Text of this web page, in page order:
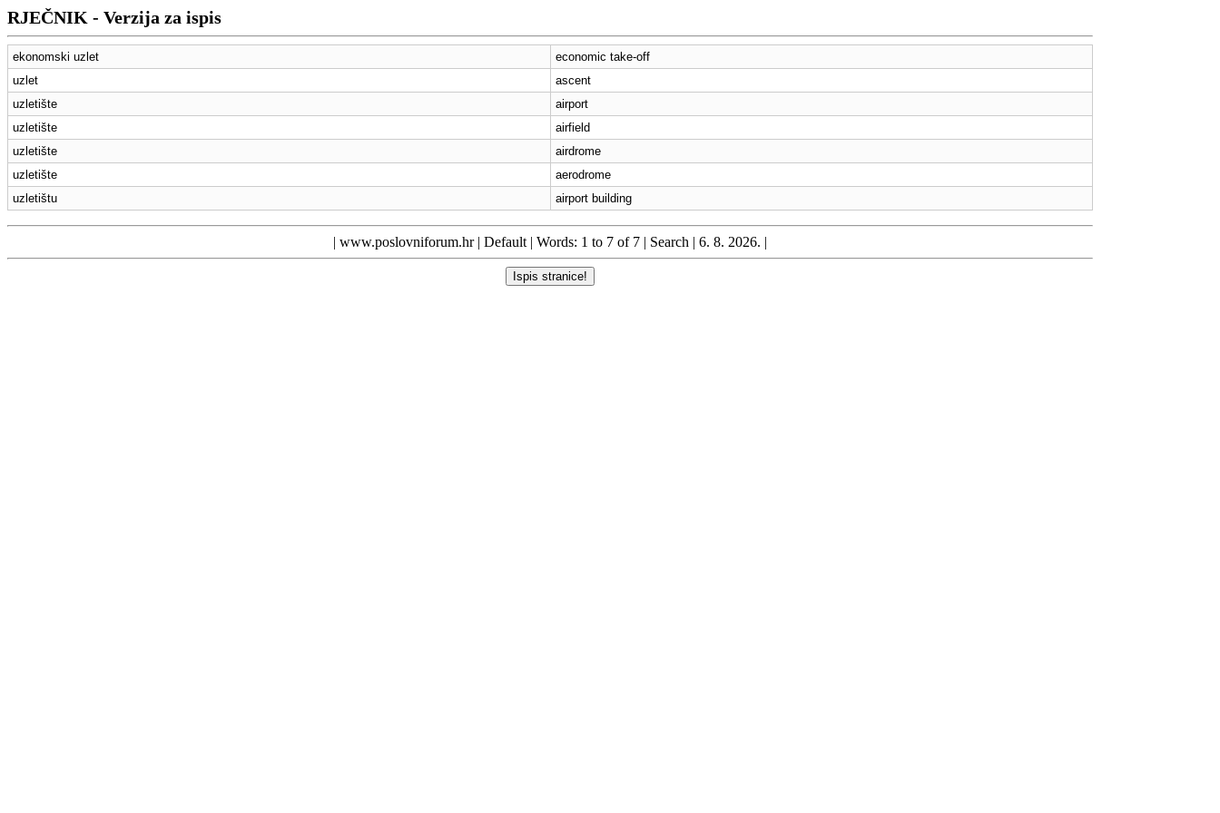
RJEČNIK - Verzija za ispis
ekonomski uzlet
economic take-off
uzlet
ascent
uzletište
airport
uzletište
airfield
uzletište
airdrome
uzletište
aerodrome
uzletištu
airport building
| www.poslovniforum.hr| Default | Words: 1 to 7 of 7 | Search | 6. 8. 2026. |